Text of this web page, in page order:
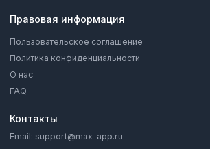
Правовая информация
Пользовательское соглашение
Политика конфиденциальности
О нас
FAQ
Контакты
Email: support@max-app.ru